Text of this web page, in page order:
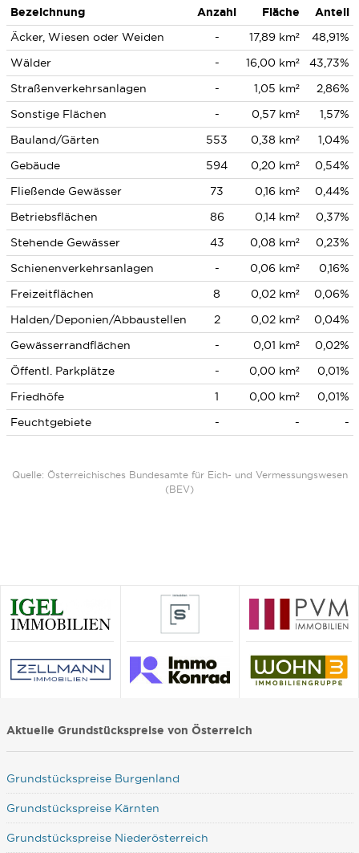
Bezeichnung Anzahl Fläche
Anteil
Äcker, Wiesen oder Weiden
- 17,89 km²
48,91%
Wälder
- 16,00 km²
43,73%
Straßenverkehrsanlagen
- 1,05 km²
2,86%
Sonstige Flächen
- 0,57 km²
1,57%
Bauland/Gärten
553 0,38 km²
1,04%
Gebäude
594 0,20 km²
0,54%
Fließende Gewässer
73 0,16 km²
0,44%
Betriebsflächen
86 0,14 km²
0,37%
Stehende Gewässer
43 0,08 km²
0,23%
Schienenverkehrsanlagen
- 0,06 km²
0,16%
Freizeitflächen
8 0,02 km²
0,06%
Halden/Deponien/Abbaustellen
2 0,02 km²
0,04%
Gewässerrandflächen
- 0,01 km²
0,02%
Öffentl. Parkplätze
- 0,00 km²
0,01%
Friedhöfe
1 0,00 km²
0,01%
Feuchtgebiete
- - -
Quelle: Österreichisches Bundesamte für Eich- und Vermessungswesen
(BEV)
Aktuelle Grundstückspreise von Österreich
Grundstückspreise Burgenland
Grundstückspreise Kärnten
Grundstückspreise Niederösterreich